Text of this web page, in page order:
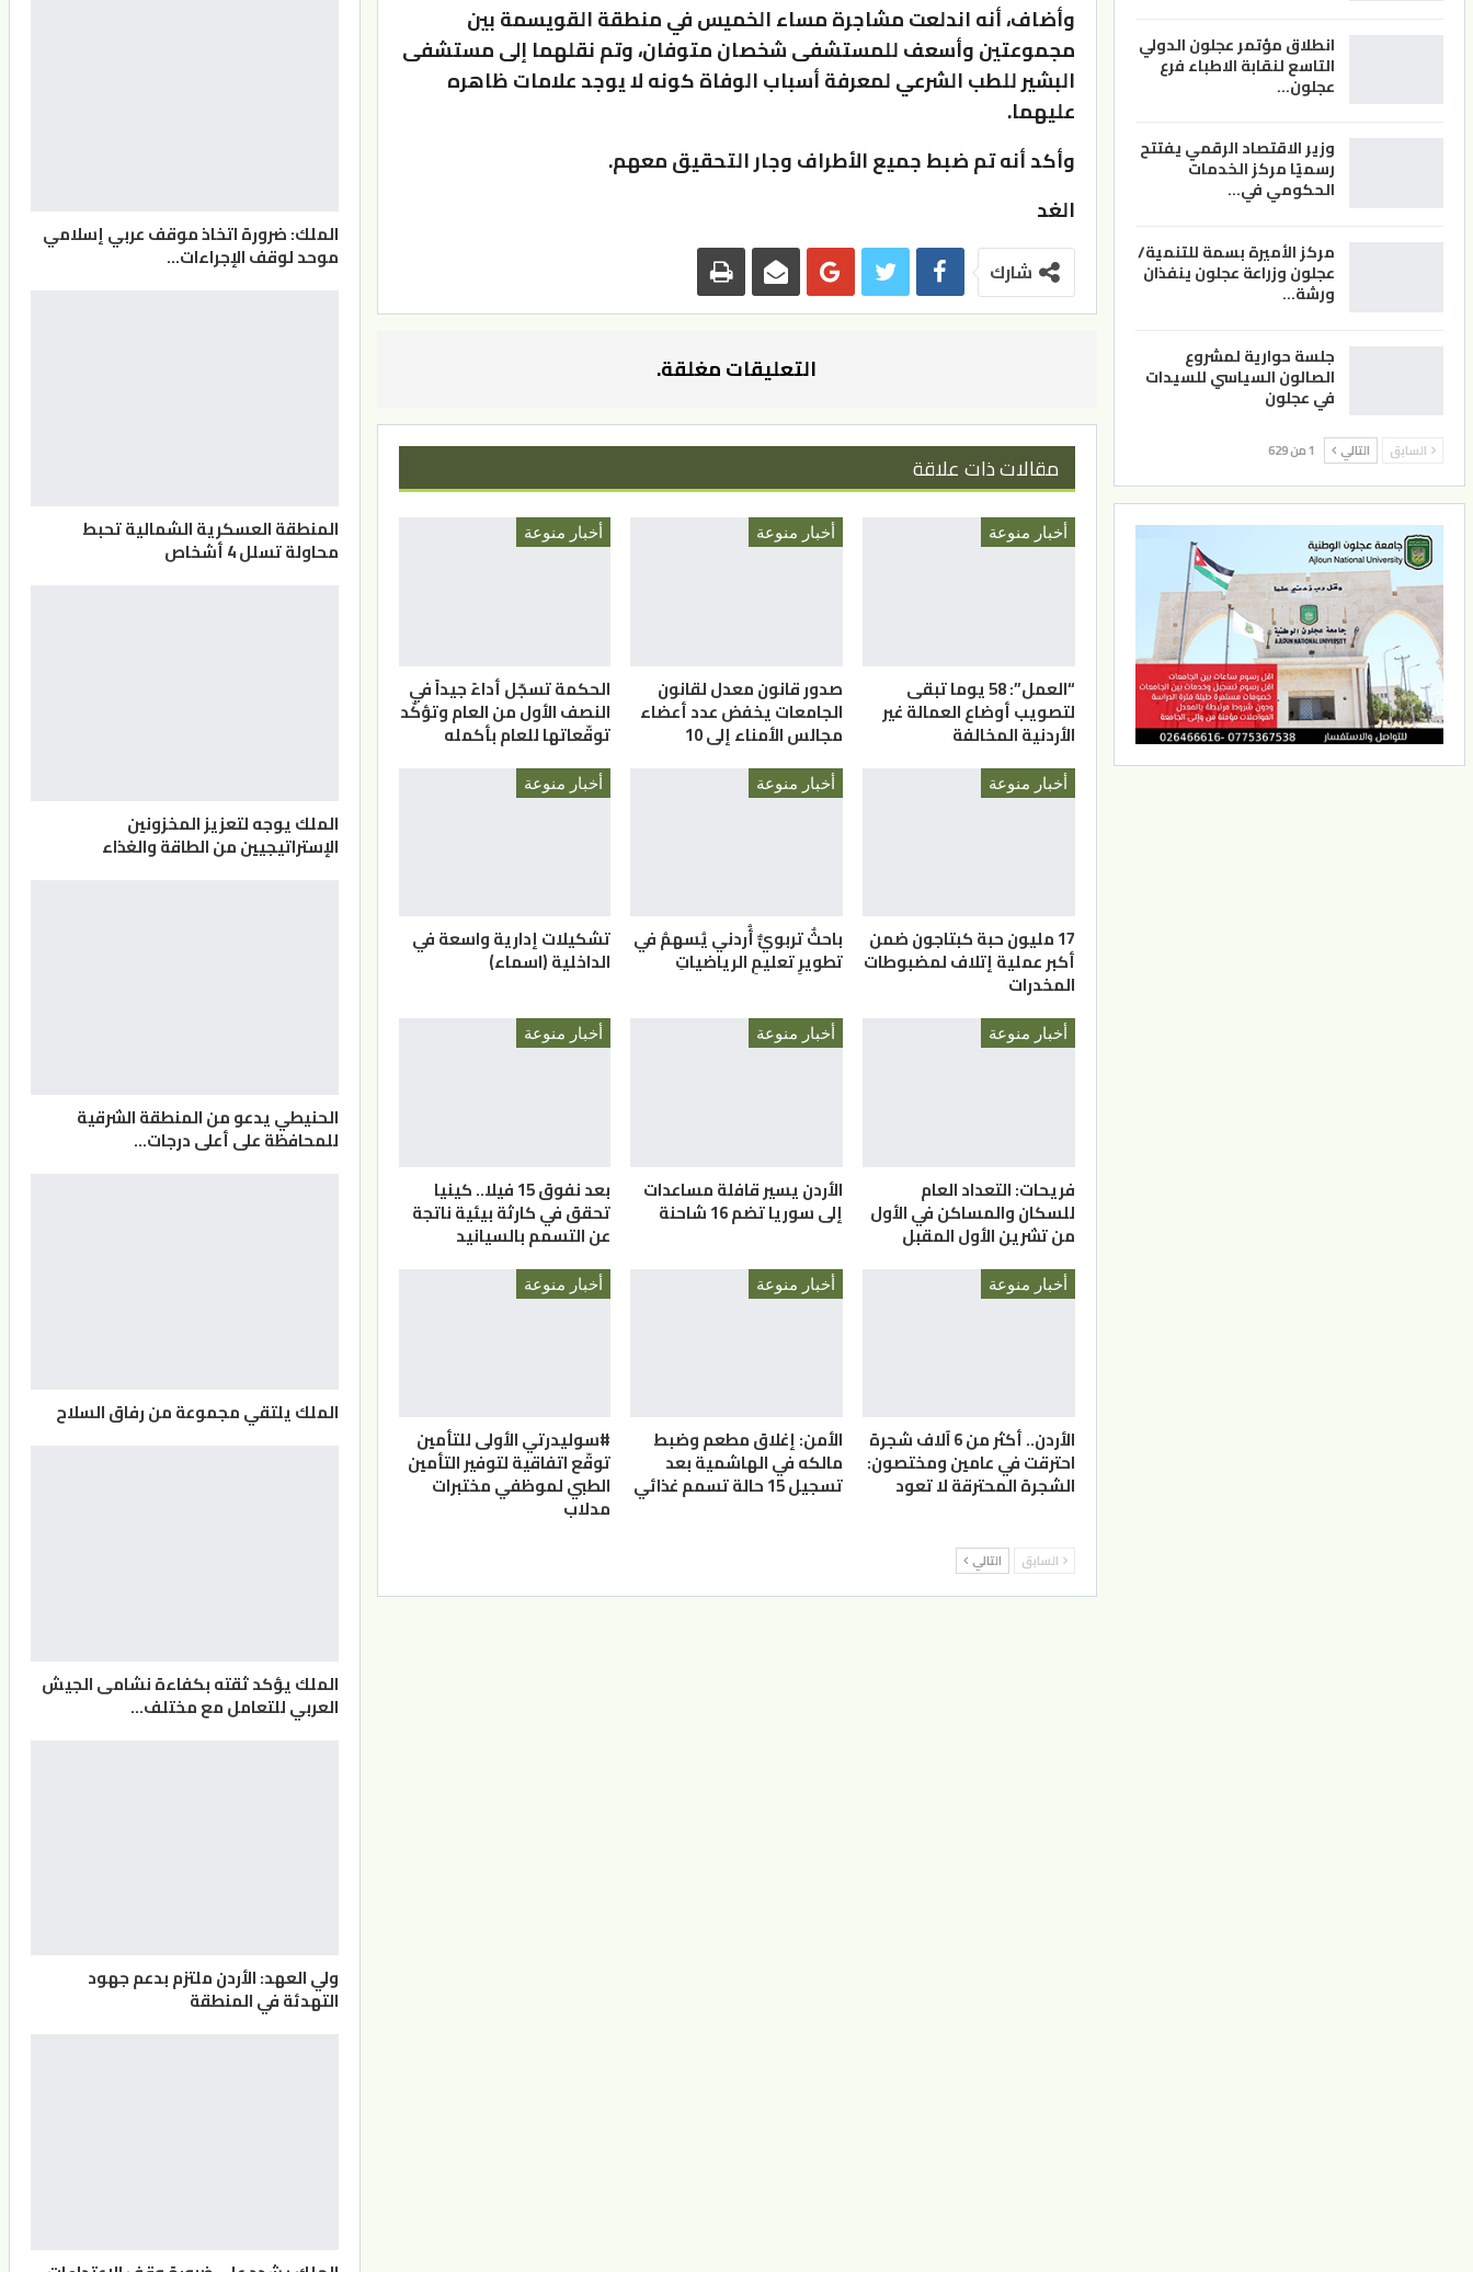
وأضاف، أنه اندلعت مشاجرة مساء الخميس في منطقة القويسمة بين
مجموعتين وأسعف للمستشفى شخصان متوفان، وتم نقلهما إلى مستشفى
البشير للطب الشرعي لمعرفة أسباب الوفاة كونه لا يوجد علامات ظاهره
عليهما.
وأكد أنه تم ضبط جميع الأطراف وجار التحقيق معهم.
الغد
شارك
التعليقات مغلقة.
مقالات ذات علاقة
أخبار منوعة
“العمل”: 58 يوما تبقى
لتصويب أوضاع العمالة غير
الأردنية المخالفة
أخبار منوعة
صدور قانون معدل لقانون
الجامعات يخفض عدد أعضاء
مجالس الأمناء إلى 10
أخبار منوعة
الحكمة تسجّل أداءً جيداً في
النصف الأول من العام وتؤكّد
توقّعاتها للعام بأكمله
أخبار منوعة
17 مليون حبة كبتاجون ضمن
أكبر عملية إتلاف لمضبوطات
المخدرات
أخبار منوعة
باحثٌ تربويٌّ أُردني يُسهمُ في
تطويرِ تعليمِ الرياضياتِ
أخبار منوعة
تشكيلات إدارية واسعة في
الداخلية (اسماء)
أخبار منوعة
فريحات: التعداد العام
للسكان والمساكن في الأول
من تشرين الأول المقبل
أخبار منوعة
الأردن يسير قافلة مساعدات
إلى سوريا تضم 16 شاحنة
أخبار منوعة
بعد نفوق 15 فيلا.. كينيا
تحقق في كارثة بيئية ناتجة
عن التسمم بالسيانيد
أخبار منوعة
الأردن.. أكثر من 6 آلاف شجرة
احترقت في عامين ومختصون:
الشجرة المحترقة لا تعود
أخبار منوعة
الأمن: إغلاق مطعم وضبط
مالكه في الهاشمية بعد
تسجيل 15 حالة تسمم غذائي
أخبار منوعة
#سوليدرتي الأولى للتأمين
توقّع اتفاقية لتوفير التأمين
الطبي لموظفي مختبرات
مدلاب
السابق التالي
انطلاق مؤتمر عجلون الدولي
التاسع لنقابة الاطباء فرع
عجلون…
وزير الاقتصاد الرقمي يفتتح
رسميًا مركز الخدمات
الحكومي في…
مركز الأميرة بسمة للتنمية/
عجلون وزراعة عجلون ينفذان
ورشة…
جلسة حوارية لمشروع
الصالون السياسي للسيدات
في عجلون
السابق التالي 1 من 629
الملك: ضرورة اتخاذ موقف عربي إسلامي
موحد لوقف الإجراءات…
المنطقة العسكرية الشمالية تحبط
محاولة تسلل 4 أشخاص
الملك يوجه لتعزيز المخزونين
الإستراتيجيين من الطاقة والغذاء
الحنيطي يدعو من المنطقة الشرقية
للمحافظة على أعلى درجات…
الملك يلتقي مجموعة من رفاق السلاح
الملك يؤكد ثقته بكفاءة نشامى الجيش
العربي للتعامل مع مختلف…
ولي العهد: الأردن ملتزم بدعم جهود
التهدئة في المنطقة